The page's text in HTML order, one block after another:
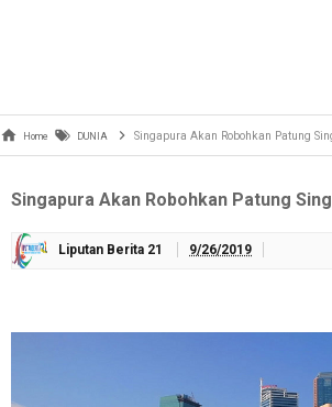
Home DUNIA Singapura Akan Robohkan Patung
Singapura Akan Robohkan Patung
Liputan Berita 21 9/26/2019